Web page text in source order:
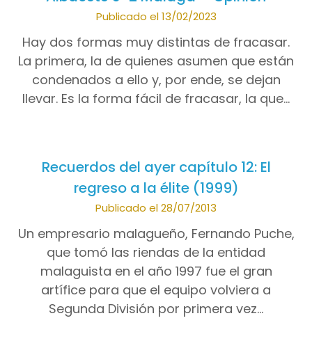
Publicado el 13/02/2023
Hay dos formas muy distintas de fracasar.
La primera, la de quienes asumen que están
condenados a ello y, por ende, se dejan
llevar. Es la forma fácil de fracasar, la que…
Recuerdos del ayer capítulo 12: El
regreso a la élite (1999)
Publicado el 28/07/2013
Un empresario malagueño, Fernando Puche,
que tomó las riendas de la entidad
malaguista en el año 1997 fue el gran
artífice para que el equipo volviera a
Segunda División por primera vez…